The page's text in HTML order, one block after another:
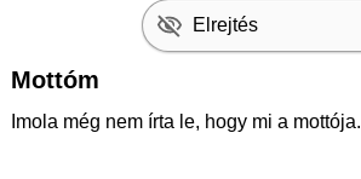
Elrejtés
Mottóm
Imola még nem írta le, hogy mi a mottója.